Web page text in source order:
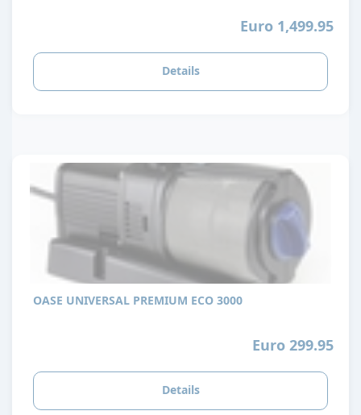
Euro 1,499.95
Details
OASE UNIVERSAL PREMIUM ECO 3000
Euro 299.95
Details